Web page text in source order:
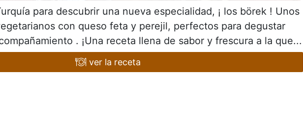
para descubrir una nueva especialidad, ¡ los börek ! Unos
con queso feta y perejil, perfectos para degustar
. ¡Una receta llena de sabor y frescura a la que...
ver la receta